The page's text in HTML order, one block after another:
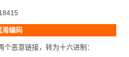
淆编码
恶意链接，转为十六进制：